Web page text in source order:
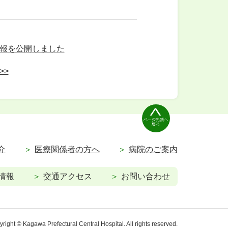
を公開しました
>>
医療関係者の方へ 病院のご案内
報 交通アクセス お問い合わせ
© Kagawa Prefectural Central Hospital. All rights reserved.